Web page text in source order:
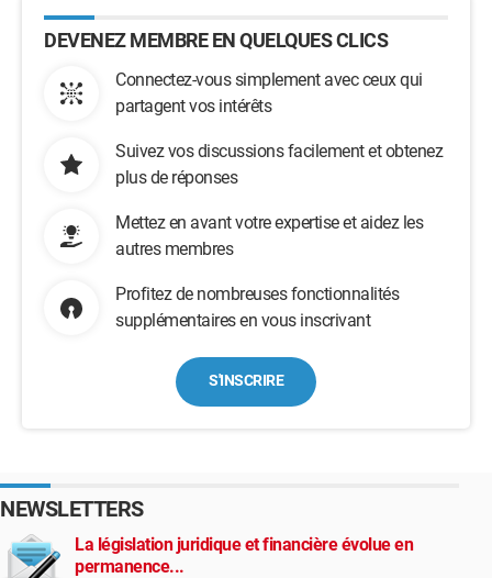
DEVENEZ MEMBRE EN QUELQUES CLICS
Connectez-vous simplement avec ceux qui
partagent vos intérêts
Suivez vos discussions facilement et obtenez
plus de réponses
Mettez en avant votre expertise et aidez les
autres membres
Profitez de nombreuses fonctionnalités
supplémentaires en vous inscrivant
S'INSCRIRE
NEWSLETTERS
La législation juridique et financière évolue en
permanence...